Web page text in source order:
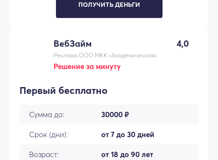
ПОЛУЧИТЬ ДЕНЬГИ
ВебЗайм 4,0
Реклама ООО МКК «Академическая»
Решение за минуту
Первый бесплатно
Сумма до: 30000 ₽
Срок (дни): от 7 до 30 дней
Возраст: от 18 до 90 лет